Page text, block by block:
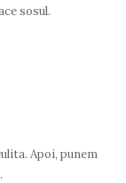
sosul.
Apoi, punem